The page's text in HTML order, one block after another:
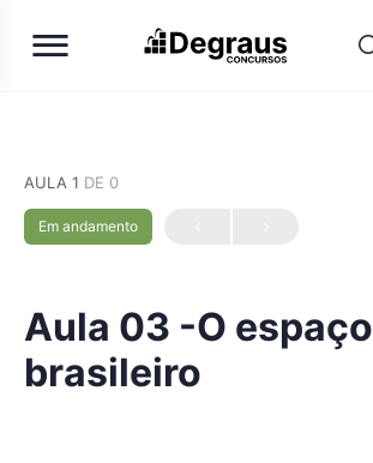
AULA 1 DE 0
Em andamento
Aula 03 -O espaço
brasileiro